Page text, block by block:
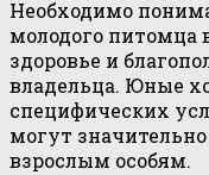
Необходимо
молодого питомца
здоровье и
владельца. Юные
специфических
могут
взрослым особям.